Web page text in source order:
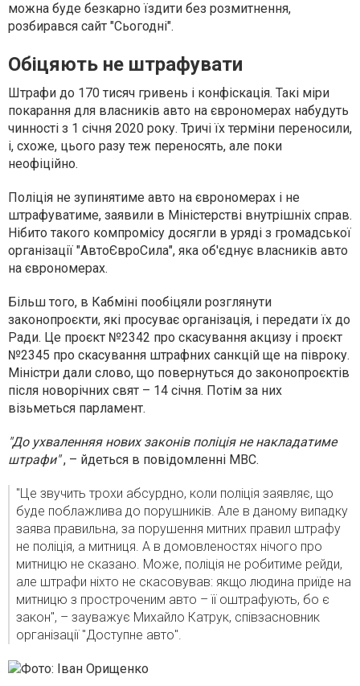
можна буде безкарно їздити без розмитнення,
розбирався сайт "Сьогодні".
Обіцяють не штрафувати
Штрафи до 170 тисяч гривень і конфіскація. Такі міри
покарання для власників авто на єврономерах набудуть
чинності з 1 січня 2020 року. Тричі їх терміни переносили,
і, схоже, цього разу теж переносять, але поки
неофіційно.
Поліція не зупинятиме авто на єврономерах і не
штрафуватиме, заявили в Міністерстві внутрішніх справ.
Нібито такого компромісу досягли в уряді з громадської
організації "АвтоЄвроСила", яка об'єднує власників авто
на єврономерах.
Більш того, в Кабміні пообіцяли розглянути
законопроєкти, які просуває організація, і передати їх до
Ради. Це проєкт №2342 про скасування акцизу і проєкт
№2345 про скасування штрафних санкцій ще на півроку.
Міністри дали слово, що повернуться до законопроєктів
після новорічних свят – 14 січня. Потім за них
візьметься парламент.
"До ухваленняя нових законів поліція не накладатиме
штрафи", – йдеться в повідомленні МВС.
"Це звучить трохи абсурдно, коли поліція заявляє, що
буде поблажлива до порушників. Але в даному випадку
заява правильна, за порушення митних правил штрафу
не поліція, а митниця. А в домовленостях нічого про
митницю не сказано. Може, поліція не робитиме рейди,
але штрафи ніхто не скасовував: якщо людина приїде на
митницю з простроченим авто – її оштрафують, бо є
закон", – зауважує Михайло Катрук, співзасновник
організації "Доступне авто".